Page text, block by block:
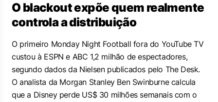
O blackout expõe quem realmente
controla a distribuição
O primeiro Monday Night Football fora do YouTube TV
custou à ESPN e ABC 1,2 milhão de espectadores,
segundo dados da Nielsen publicados pelo The Desk.
O analista da Morgan Stanley Ben Swinburne calcula
que a Disney perde US$ 30 milhões semanais com o